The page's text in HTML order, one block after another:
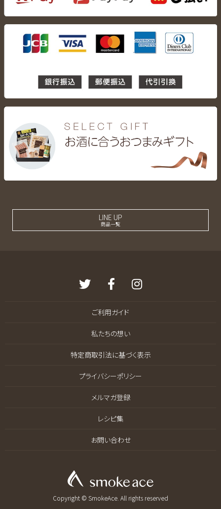
LINE UP
商品一覧
ご利用ガイド
私たちの想い
特定商取引法に基づく表示
プライバシーポリシー
メルマガ登録
レシピ集
お問い合わせ
Copyright © SmokeAce. All rights reserved